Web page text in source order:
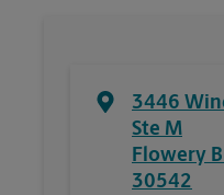
3446
Ste M
Flowery
30542